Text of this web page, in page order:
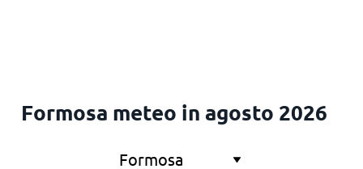
Formosa meteo in agosto 2026